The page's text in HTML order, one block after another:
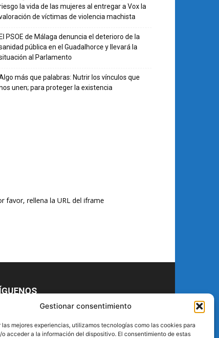
Gestionar consentimiento
las mejores experiencias, utilizamos tecnologías como las cookies para
o acceder a la información del dispositivo. El consentimiento de estas
la vida de las mujeres al entregar a Vox la
de víctimas de violencia machista
PSOE de Málaga denuncia el deterioro de la
pública en el Guadalhorce y llevará la
al Parlamento
más que palabras: Nutrir los vínculos que
unen; para proteger la existencia
favor, rellena la URL del iframe